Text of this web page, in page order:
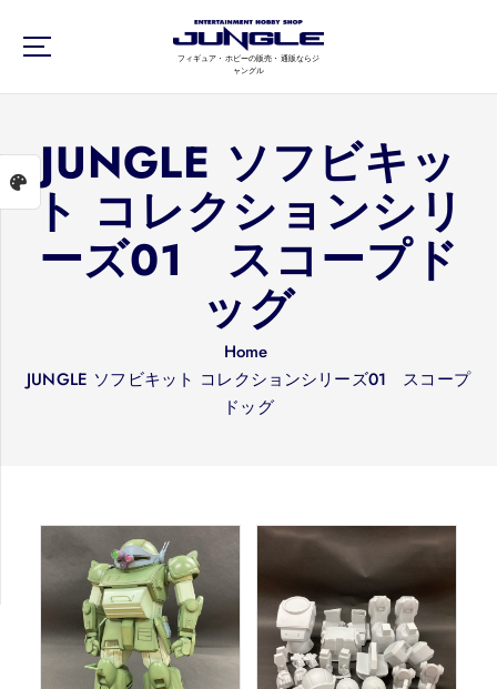
p
o
o
フィギュア・ホビーの販売・通販ならジ
ャングル
JUNGLE ソフビキッ
ト コレクションシリ
ーズ01 スコープド
ッグ
Home
JUNGLE ソフビキット コレクションシリーズ01 スコープ
ドッグ